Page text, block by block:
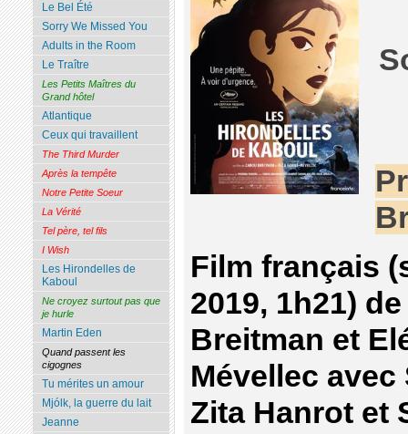
Film français
2019, 1h21)
Breitman et
Mévellec
Zita Hanrot et
Le Bel Été
Sorry We Missed You
Adults in the Room
Le Traître
Les Petits Maîtres du
Grand hôtel
Atlantique
Ceux qui travaillent
The Third Murder
Après la tempête
Notre Petite Soeur
La Vérité
Tel père, tel fils
I Wish
Les Hirondelles de
Kaboul
Ne croyez surtout pas que
je hurle
Martin Eden
Quand passent les
cigognes
Tu mérites un amour
Mjólk, la guerre du lait
Jeanne